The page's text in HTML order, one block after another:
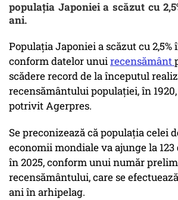
populația Japoniei a scăzut cu
ani.
Populaţia Japoniei a scăzut cu
conform datelor unuirecensământ
scădere record de la începutul
recensământului populaţiei, în
potrivit Agerpres.
Se preconizează că populaţia celei
economii mondiale va ajunge la
în 2025, conform unui număr
recensământului, care se
ani în arhipelag.